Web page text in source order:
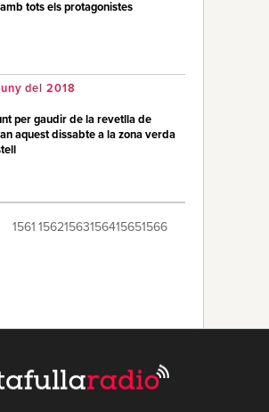
tots els protagonistes
del 2018
per gaudir de la revetlla de
aquest dissabte a la zona verda
1561 15621563156415651566
157715781579 Últim